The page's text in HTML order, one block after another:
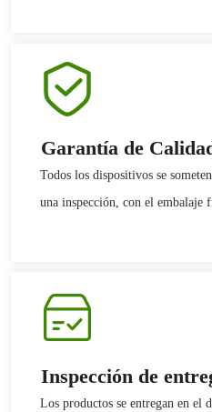
Garantía de
Todos los dispositivos se
una inspección, con el embalaje
Inspección de
Los productos se entregan en el